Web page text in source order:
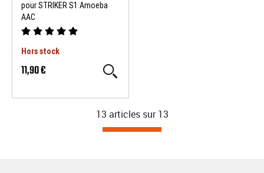
pour STRIKER S1 Amoeba
AAC
Hors stock
11,90 €
13 articles sur 13